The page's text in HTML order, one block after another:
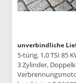
unverbindliche
5-türig, 1,0 TSI 85
3 Zylinder,